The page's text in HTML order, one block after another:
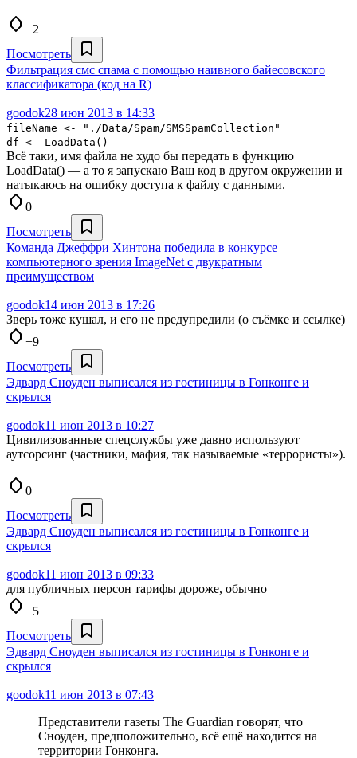
+2
Посмотреть
Фильтрация смс спама с помощью наивного байесовского
классификатора (код на R)
goodok28 июн 2013 в 14:33
fileName <- "./Data/Spam/SMSSpamCollection"
df <- LoadData()
Всё таки, имя файла не худо бы передать в функцию
LoadData() — а то я запускаю Ваш код в другом окружении и
натыкаюсь на ошибку доступа к файлу с данными.
0
Посмотреть
Команда Джеффри Хинтона победила в конкурсе
компьютерного зрения ImageNet с двукратным
преимуществом
goodok14 июн 2013 в 17:26
Зверь тоже кушал, и его не предупредили (о съёмке и ссылке)
+9
Посмотреть
Эдвард Сноуден выписался из гостиницы в Гонконге и
скрылся
goodok11 июн 2013 в 10:27
Цивилизованные спецслужбы уже давно используют
аутсорсинг (частники, мафия, так называемые «террористы»).
0
Посмотреть
Эдвард Сноуден выписался из гостиницы в Гонконге и
скрылся
goodok11 июн 2013 в 09:33
для публичных персон тарифы дороже, обычно
+5
Посмотреть
Эдвард Сноуден выписался из гостиницы в Гонконге и
скрылся
goodok11 июн 2013 в 07:43
Представители газеты The Guardian говорят, что
Сноуден, предположительно, всё ещё находится на
территории Гонконга.